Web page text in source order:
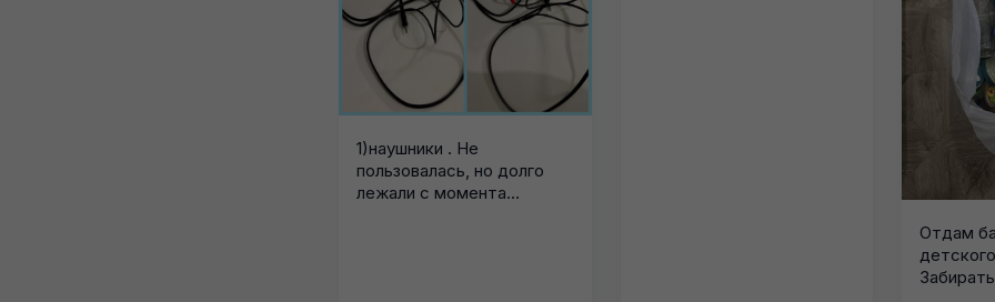
1)наушники . Не
пользовалась, но долго
лежали с момента
Отдам